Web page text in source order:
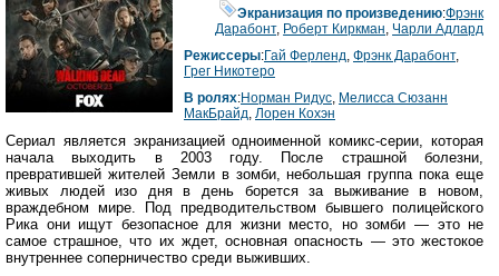
Экранизация по произведению:Фрэнк
Дарабонт, Роберт Киркман, Чарли Адлард
Режиссеры:Гай Ферленд, Фрэнк Дарабонт,
Грег Никотеро
В ролях:Норман Ридус, Мелисса Сюзанн
МакБрайд, Лорен Кохэн
Сериал является экранизацией одноименной комикс-серии, которая
начала выходить в 2003 году. После страшной болезни,
превратившей жителей Земли в зомби, небольшая группа пока еще
живых людей изо дня в день борется за выживание в новом,
враждебном мире. Под предводительством бывшего полицейского
Рика они ищут безопасное для жизни место, но зомби — это не
самое страшное, что их ждет, основная опасность — это жестокое
внутреннее соперничество среди выживших.